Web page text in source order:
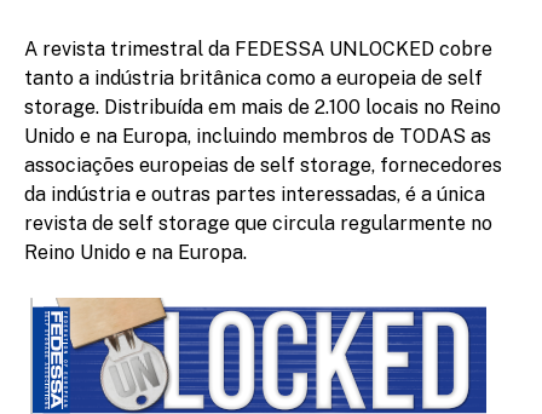
A revista trimestral da FEDESSA UNLOCKED cobre
tanto a indústria britânica como a europeia de self
storage. Distribuída em mais de 2.100 locais no Reino
Unido e na Europa, incluindo membros de TODAS as
associações europeias de self storage, fornecedores
da indústria e outras partes interessadas, é a única
revista de self storage que circula regularmente no
Reino Unido e na Europa.